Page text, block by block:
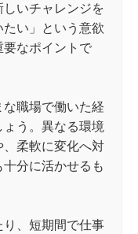
いチャレンジを
い」という意欲
なポイントで
職場で働いた経
う。異なる環境
柔軟に変化へ対
分に活かせるも
、短期間で仕事